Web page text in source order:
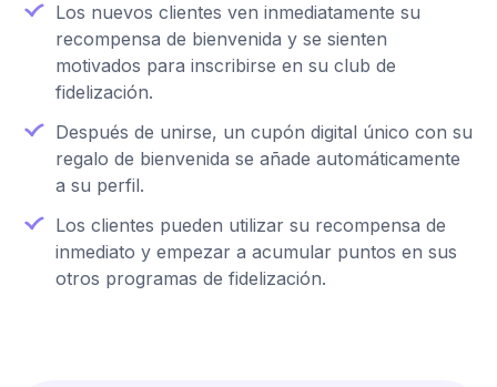
Los nuevos clientes ven inmediatamente su
recompensa de bienvenida y se sienten
motivados para inscribirse en su club de
fidelización.
Después de unirse, un cupón digital único con su
regalo de bienvenida se añade automáticamente
a su perfil.
Los clientes pueden utilizar su recompensa de
inmediato y empezar a acumular puntos en sus
otros programas de fidelización.